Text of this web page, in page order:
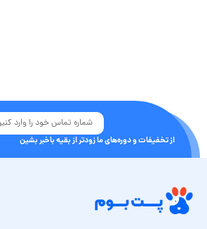
از تخفیفات و دوره‌های ما زودتر از بقیه باخبر بشین